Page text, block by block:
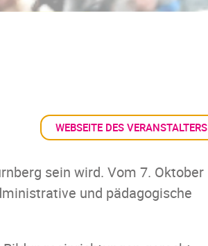
WEBSEITE DES VERANSTALTERS
sein wird. Vom 7. Oktober
und pädagogische